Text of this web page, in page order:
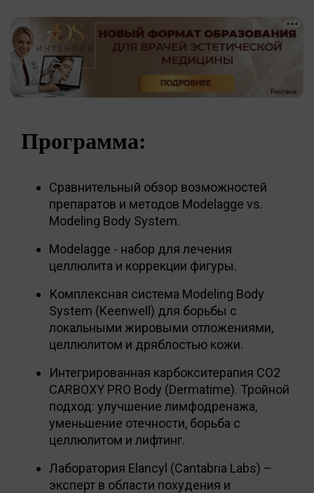
Программа:
Сравнительный обзор возможностей
препаратов и методов Modelagge vs.
Modeling Body System.
Modelagge - набор для лечения
целлюлита и коррекции фигуры.
Комплексная система Modeling Body
System (Keenwell) для борьбы с
локальными жировыми отложениями,
целлюлитом и дряблостью кожи.
Интегрированная карбокситерапия CO2
CARBOXY PRO Body (Dermatime). Тройной
подход: улучшение лимфодренажа,
уменьшение отечности, борьба с
целлюлитом и лифтинг.
Лаборатория Elancyl (Cantabria Labs) –
эксперт в области похудения и